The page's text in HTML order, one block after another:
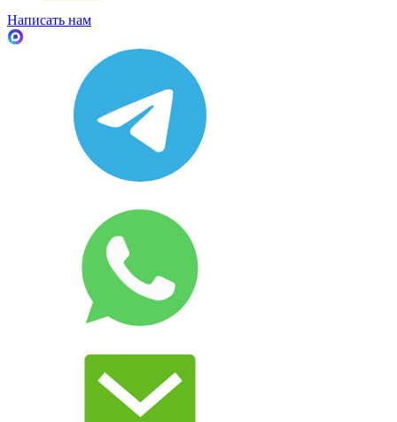
Написать нам